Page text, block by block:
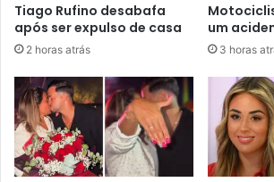
Tiago Rufino desabafa
após ser expulso de casa
2 horas atrás
um
3 horas